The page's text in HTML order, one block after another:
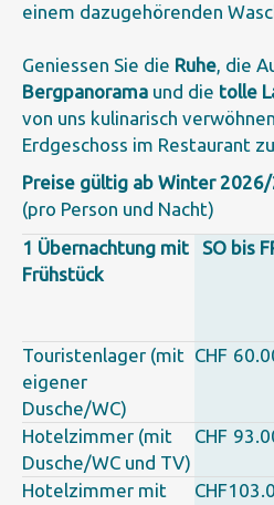
einem dazugehörenden
Geniessen Sie die Ruhe, die
Bergpanorama und die tolle
von uns kulinarisch
Erdgeschoss im Restaurant
Preise gültig ab Winter
(pro Person und Nacht)
1 Übernachtung mit
Frühstück
SO bis
Touristenlager (mit
eigener
Dusche/WC)
CHF
Hotelzimmer (mit
Dusche/WC und TV)
CHF
Hotelzimmer mit
CHF